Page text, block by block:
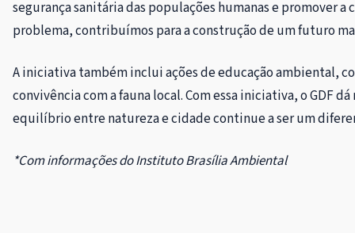
segurança sanitária das populações humanas e promover
problema, contribuímos para a construção de um futuro
A iniciativa também inclui ações de educação ambiental,
convivência com a fauna local. Com essa iniciativa, o GDF
equilíbrio entre natureza e cidade continue a ser um
*Com informações do Instituto Brasília Ambiental